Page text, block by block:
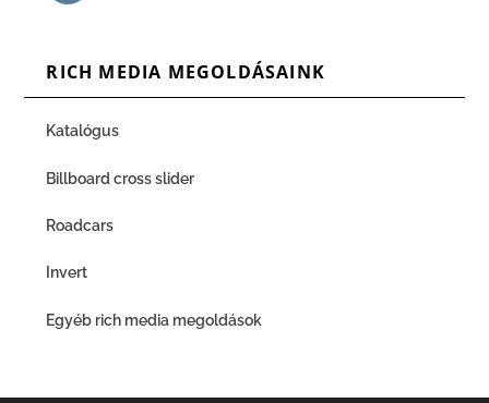
RICH MEDIA MEGOLDÁSAINK
Katalógus
Billboard cross slider
Roadcars
Invert
Egyéb rich media megoldások